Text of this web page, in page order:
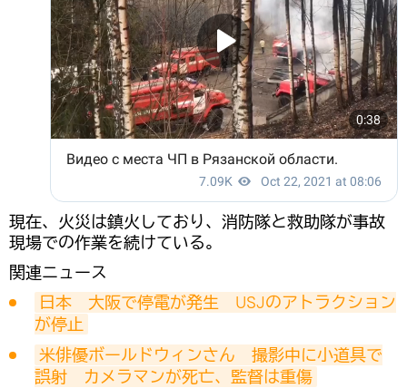
現在、火災は鎮火しており、消防隊と救助隊が事故
現場での作業を続けている。
関連ニュース
日本　大阪で停電が発生　USJのアトラクション
が停止
米俳優ボールドウィンさん　撮影中に小道具で
誤射　カメラマンが死亡、監督は重傷